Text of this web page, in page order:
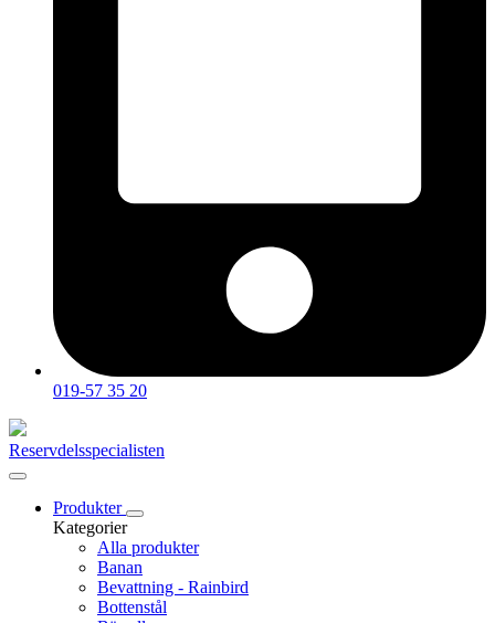
019-57 35 20
Reservdelsspecialisten
Produkter
Kategorier
Alla produkter
Banan
Bevattning - Rainbird
Bottenstål